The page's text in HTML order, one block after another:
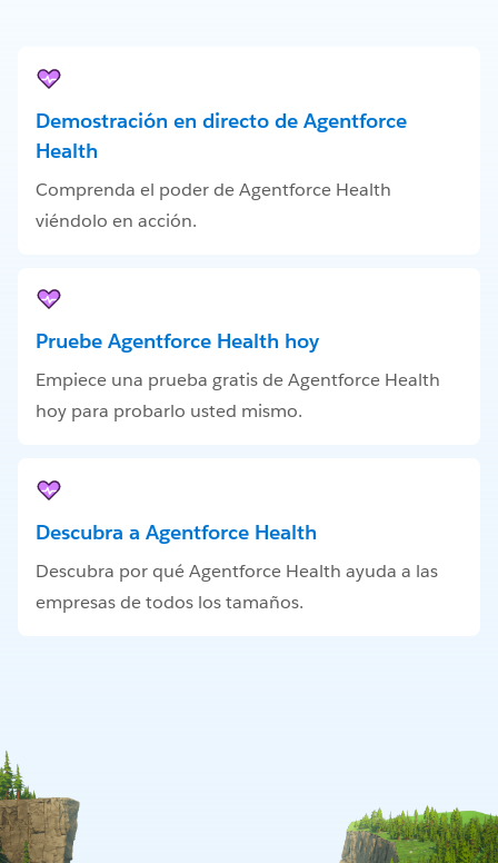
Demostración en directo de Agentforce
Health
Comprenda el poder de Agentforce Health
viéndolo en acción.
Pruebe Agentforce Health hoy
Empiece una prueba gratis de Agentforce Health
hoy para probarlo usted mismo.
Descubra a Agentforce Health
Descubra por qué Agentforce Health ayuda a las
empresas de todos los tamaños.